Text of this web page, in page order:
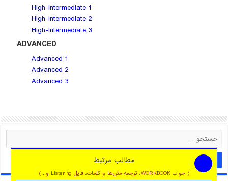
مطالب مرتبط
( جواب WORKBOOK، ترجمه متن‌ها و کلمات، فایل Listening و...)
High-Intermediate 1
High-Intermediate 2
High-Intermediate 3
ADVANCED
Advanced 1
Advanced 2
Advanced 3